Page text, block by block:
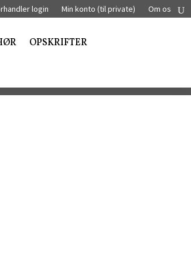
login Min konto (til private) Om os
OPSKRIFTER